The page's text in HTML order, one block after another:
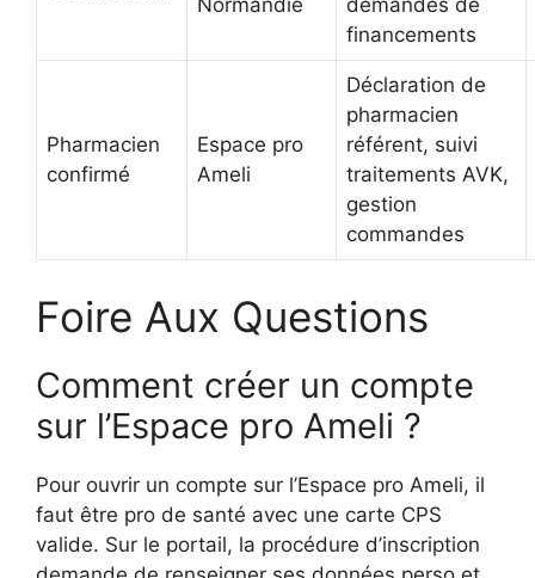
Normandie
demandes de
financements
Pharmacien
confirmé
Espace pro
Ameli
Déclaration de
pharmacien
référent, suivi
traitements AVK,
gestion
commandes
Foire Aux Questions
Comment créer un compte
sur l’Espace pro Ameli ?
Pour ouvrir un compte sur l’Espace pro Ameli, il
faut être pro de santé avec une carte CPS
valide. Sur le portail, la procédure d’inscription